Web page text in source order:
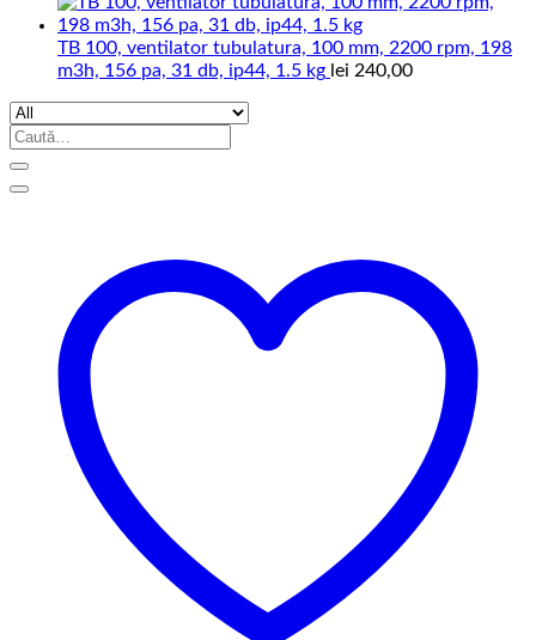
TB 100, ventilator tubulatura, 100 mm, 2200 rpm, 198
m3h, 156 pa, 31 db, ip44, 1.5 kg lei 240,00
Caută